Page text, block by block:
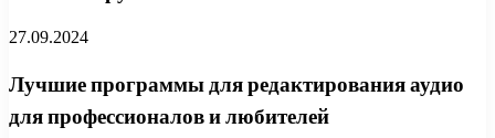
27.09.2024
Лучшие программы для редактирования аудио
для профессионалов и любителей